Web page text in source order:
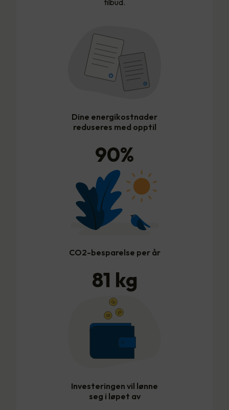
Dine energikostnader
reduseres med opptil
90%
CO2-besparelse per år
81 kg
Investeringen vil lønne
seg i løpet av